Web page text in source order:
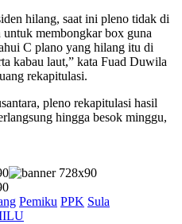
hilang, saat ini pleno tidak di
membongkar box guna
C plano yang hilang itu di
kabau laut,” kata Fuad Duwila
rekapitulasi.
pleno rekapitulasi hasil
hingga besok minggu,
Pemiku PPK Sula